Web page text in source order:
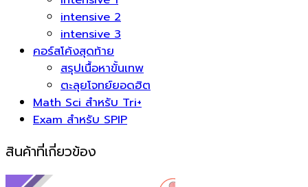
intensive 2
intensive 3
คอร์สโค้งสุดท้าย
สรุปเนื้อหาขั้นเทพ
ตะลุยโจทย์ยอดฮิต
Math Sci สำหรับ Tri+
Exam สำหรับ SPIP
สินค้าที่เกี่ยวข้อง